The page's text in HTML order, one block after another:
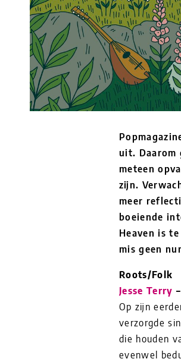
uit. Daarom
meteen
zijn.
meer
boeiende
Heaven is
mis geen
Roots/Folk
Jesse Terry
Op zijn
verzorgde
die houden
evenwel